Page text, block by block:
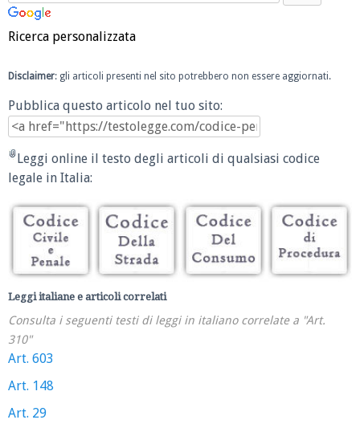
Ricerca personalizzata
Disclaimer: gli articoli presenti nel sito potrebbero non essere aggiornati.
Pubblica questo articolo nel tuo sito:
Leggi online il testo degli articoli di qualsiasi codice
legale in Italia:
Leggi italiane e articoli correlati
Consulta i seguenti testi di leggi in italiano correlate a "Art.
310"
Art. 603
Art. 148
Art. 29